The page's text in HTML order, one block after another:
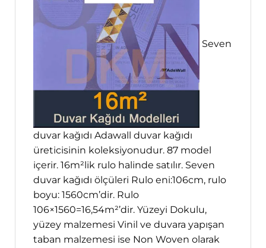
Seven
duvar kağıdı Adawall duvar kağıdı
üreticisinin koleksiyonudur. 87 model
içerir. 16m²lik rulo halinde satılır. Seven
duvar kağıdı ölçüleri Rulo eni:106cm, rulo
boyu: 1560cm’dir. Rulo
106×1560=16,54m²’dir. Yüzeyi Dokulu,
yüzey malzemesi Vinil ve duvara yapışan
taban malzemesi ise Non Woven olarak